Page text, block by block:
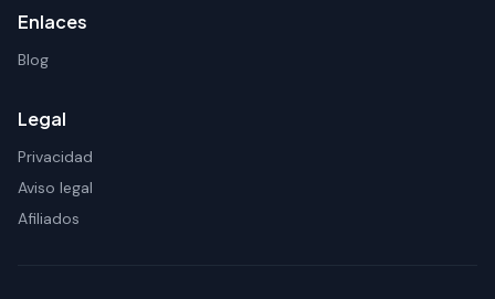
Enlaces
Blog
Legal
Privacidad
Aviso legal
Afiliados